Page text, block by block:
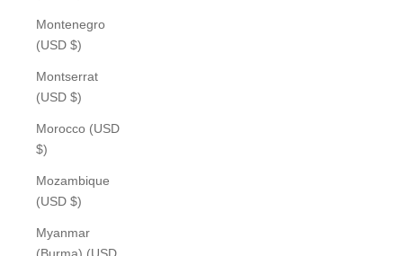
Montenegro
(USD $)
Montserrat
(USD $)
Morocco (USD
$)
Mozambique
(USD $)
Myanmar
(Burma) (USD